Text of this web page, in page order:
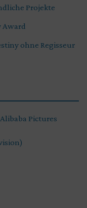
Projekte
Award
ohne Regisseur
Pictures